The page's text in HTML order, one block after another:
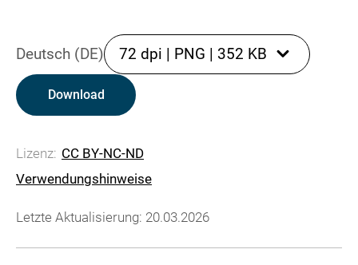
Deutsch (DE) 72 dpi | PNG | 352 KB
Download
Lizenz: CC BY-NC-ND
Verwendungshinweise
Letzte Aktualisierung: 20.03.2026